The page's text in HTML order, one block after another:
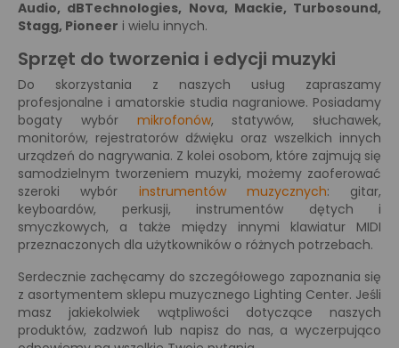
Audio, dBTechnologies, Nova, Mackie, Turbosound,
Stagg, Pioneer i wielu innych.
Sprzęt do tworzenia i edycji muzyki
Do skorzystania z naszych usług zapraszamy
profesjonalne i amatorskie studia nagraniowe. Posiadamy
bogaty wybór mikrofonów, statywów, słuchawek,
monitorów, rejestratorów dźwięku oraz wszelkich innych
urządzeń do nagrywania. Z kolei osobom, które zajmują się
samodzielnym tworzeniem muzyki, możemy zaoferować
szeroki wybór instrumentów muzycznych: gitar,
keyboardów, perkusji, instrumentów dętych i
smyczkowych, a także między innymi klawiatur MIDI
przeznaczonych dla użytkowników o różnych potrzebach.
Serdecznie zachęcamy do szczegółowego zapoznania się
z asortymentem sklepu muzycznego Lighting Center. Jeśli
masz jakiekolwiek wątpliwości dotyczące naszych
produktów, zadzwoń lub napisz do nas, a wyczerpująco